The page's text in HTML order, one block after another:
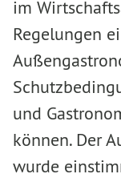
im
Regelungen
und
können. Der
wurde